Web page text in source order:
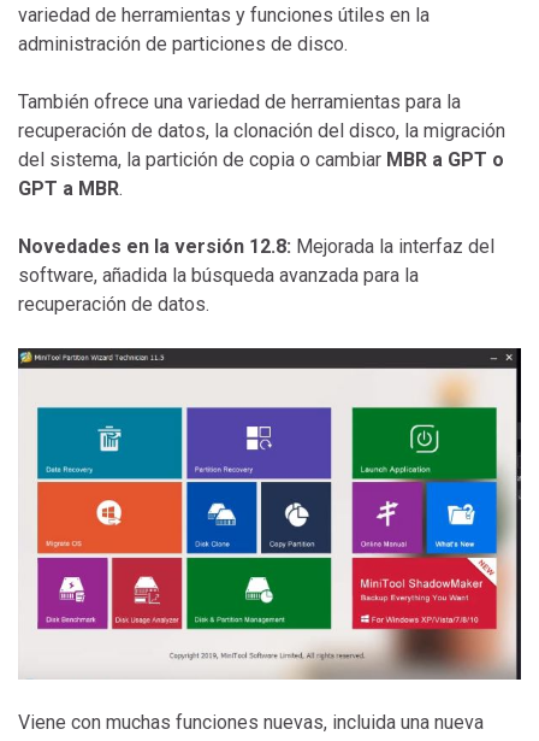
variedad de herramientas y funciones útiles en la
administración de particiones de disco.
También ofrece una variedad de herramientas para la
recuperación de datos, la clonación del disco, la migración
del sistema, la partición de copia o cambiar MBR a GPT o
GPT a MBR.
Novedades en la versión 12.8: Mejorada la interfaz del
software, añadida la búsqueda avanzada para la
recuperación de datos.
Viene con muchas funciones nuevas, incluida una nueva